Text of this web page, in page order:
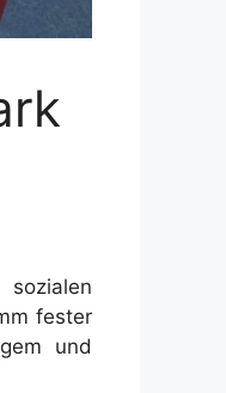
fester
und